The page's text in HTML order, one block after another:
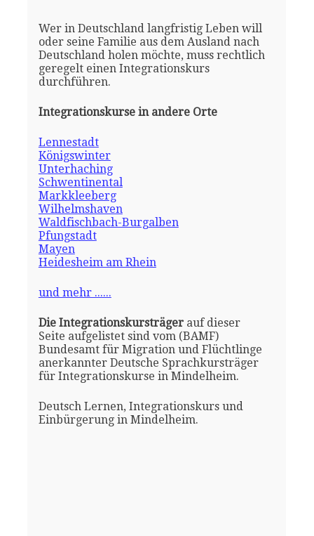
Wer in Deutschland langfristig Leben will
oder seine Familie aus dem Ausland nach
Deutschland holen möchte, muss rechtlich
geregelt einen Integrationskurs
durchführen.
Integrationskurse in andere Orte
Lennestadt
Königswinter
Unterhaching
Schwentinental
Markkleeberg
Wilhelmshaven
Waldfischbach-Burgalben
Pfungstadt
Mayen
Heidesheim am Rhein
und mehr ......
Die Integrationskursträgerauf dieser
Seite aufgelistet sind vom (BAMF)
Bundesamt für Migration und Flüchtlinge
anerkannter Deutsche Sprachkursträger
für Integrationskurse in Mindelheim.
Deutsch Lernen, Integrationskurs und
Einbürgerung in Mindelheim.